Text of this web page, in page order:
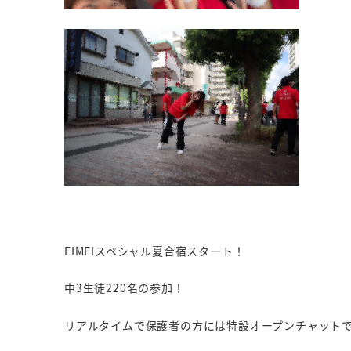
EIMEIスペシャル夏合宿スタート！
中3生徒220名の参加！
リアルタイムで保護者の方には特設オープンチャット